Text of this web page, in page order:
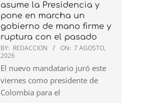
asume la Presidencia y
pone en marcha un
gobierno de mano firme y
ruptura con el pasado
BY: REDACCION ON: 7 AGOSTO,
2026
El nuevo mandatario juró este
viernes como presidente de
Colombia para el